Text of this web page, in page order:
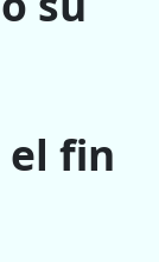
fin